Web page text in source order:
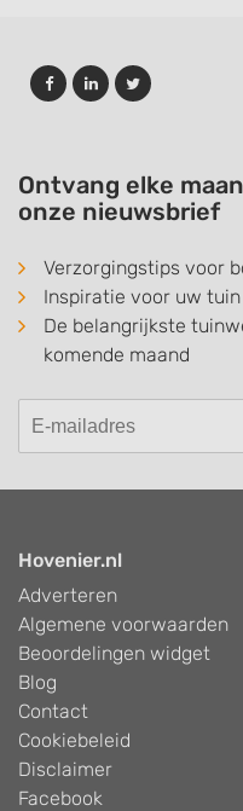
Ontvang elke
onze nieuwsbrief
Verzorgingstips voor
Inspiratie voor uw
De belangrijkste
komende maand
Hovenier.nl
Adverteren
Algemene voorwaarden
Beoordelingen widget
Blog
Contact
Cookiebeleid
Disclaimer
Facebook